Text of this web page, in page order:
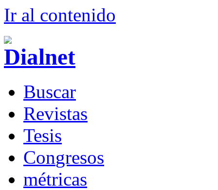
Ir al contenido
Buscar
Revistas
Tesis
Congresos
métricas